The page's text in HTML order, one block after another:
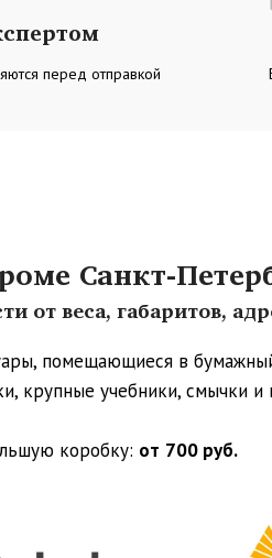
перед отправкой
Санкт-
от веса, габаритов,
помещающиеся в
крупные учебники, смычки
коробку: от 700 руб.